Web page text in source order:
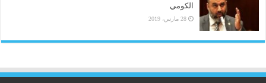
الكومي
28 مارس، 2019